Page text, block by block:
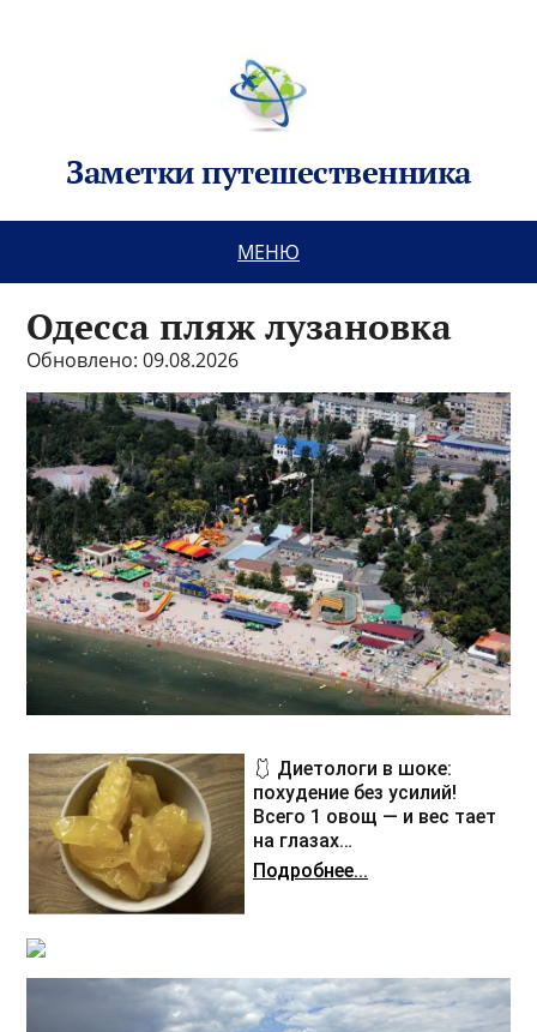
Заметки путешественника
МЕНЮ
Одесса пляж лузановка
Обновлено: 09.08.2026
🩱 Диетологи в шоке:
похудение без усилий!
Всего 1 овощ — и вес тает
на глазах…
Подробнее...